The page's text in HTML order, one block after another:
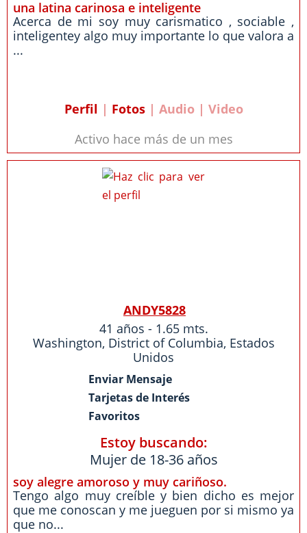
una latina carinosa e inteligente
Acerca de mi soy muy carismatico , sociable ,
inteligentey algo muy importante lo que valora a
...
Perfil | Fotos| Audio | Video
Activo hace más de un mes
ANDY5828
41 años - 1.65 mts.
Washington, District of Columbia, Estados
Unidos
Enviar Mensaje
Tarjetas de Interés
Favoritos
Estoy buscando:
Mujer de 18-36 años
soy alegre amoroso y muy cariñoso.
Tengo algo muy creíble y bien dicho es mejor
que me conoscan y me jueguen por si mismo ya
que no...